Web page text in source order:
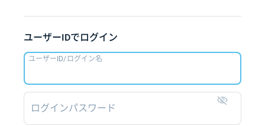
ユーザーIDでログイン
ユーザーID/ログイン名
ログインパスワード